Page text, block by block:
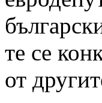
те се
от